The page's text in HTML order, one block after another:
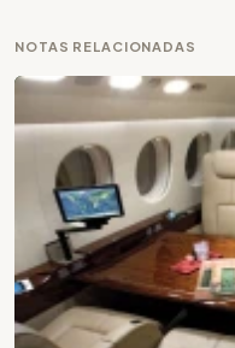
NOTAS RELACIONADAS